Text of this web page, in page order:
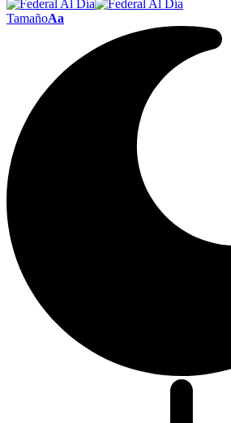
TamañoAa